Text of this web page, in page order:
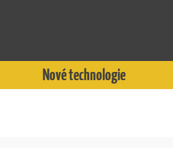
Nové technologie